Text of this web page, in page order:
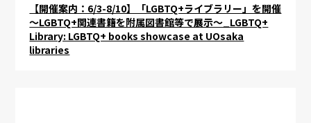
【開催案内：6/3-8/10】「LGBTQ+ライブラリー」を開催
～LGBTQ+関連書籍を附属図書館等で展示～_LGBTQ+
Library: LGBTQ+ books showcase at UOsaka
libraries